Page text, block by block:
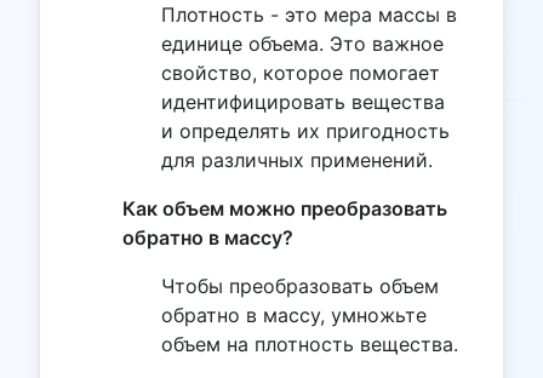
Плотность - это мера массы в
единице объема. Это важное
свойство, которое помогает
идентифицировать вещества
и определять их пригодность
для различных применений.
Как объем можно преобразовать
обратно в массу?
Чтобы преобразовать объем
обратно в массу, умножьте
объем на плотность вещества.